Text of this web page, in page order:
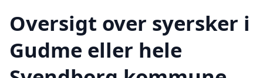
Oversigt over syersker i
Gudme eller hele